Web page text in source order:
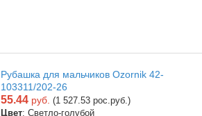
Рубашка для мальчиков Ozornik 42-
103311/202-26
55.44 руб. (1 527.53 рос.руб.)
Цвет: Светло-голубой